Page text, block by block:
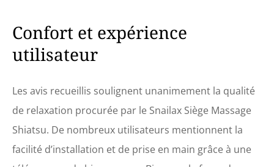
coussin de siège de
manger ou posé sur un
fauteuil inclinable, un
noel de haut qualité pour
mères pères maman papa
femme homme couple qui
Confort et expérience
utilisateur
Les avis recueillis soulignent unanimement la qualité
de relaxation procurée par le Snailax Siège Massage
Shiatsu. De nombreux utilisateurs mentionnent la
facilité d’installation et de prise en main grâce à une